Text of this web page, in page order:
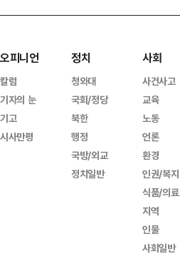
오피니언
칼럼
기자의 눈
기고
시사만평
정치
청와대
국회/정당
북한
행정
국방/외교
정치일반
사회
사건사고
교육
노동
언론
환경
인권/복지
식품/의료
지역
인물
사회일반